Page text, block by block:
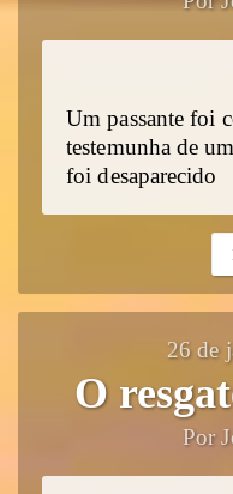
Um passante foi
testemunha de
foi desaparecido
26 de
O
Por